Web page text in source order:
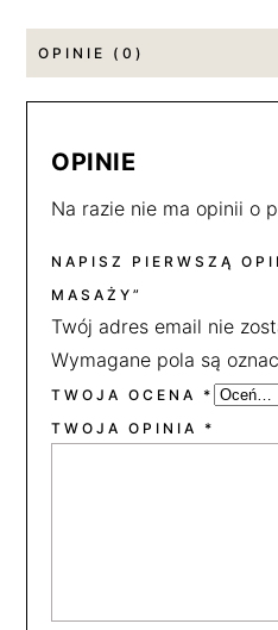
OPINIE (0)
OPINIE
Na razie nie ma opinii o
NAPISZ PIERWSZĄ
MASAŻY”
Twój adres email nie
Wymagane pola są
TWOJA OCENA *
TWOJA OPINIA *